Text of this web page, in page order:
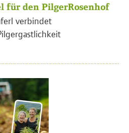
für den PilgerRosenhof
verbindet